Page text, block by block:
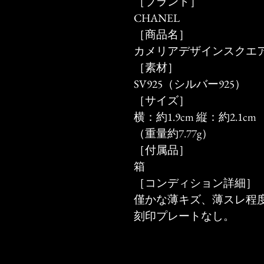
CHANEL
［商品名］
カメリアデザインスクエ
［素材］
SV925（シルバー925）
［サイズ］
横：約1.9cm 縦：約2.1cm
（重量約7.77g）
［付属品］
箱
［コンディション詳細］
僅かな薄キズ、薄スレ程度
刻印プレートなし。